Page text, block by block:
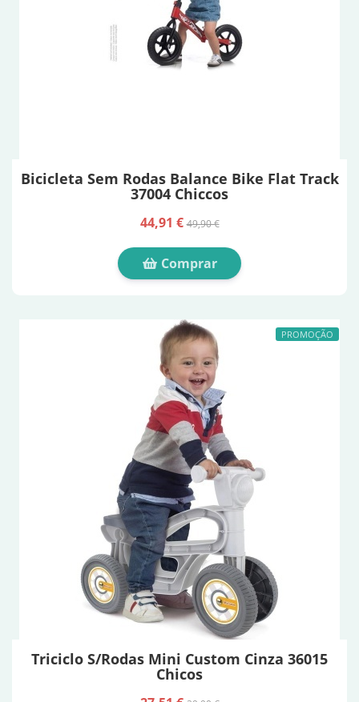
Bicicleta Sem Rodas Balance Bike Flat Track
37004 Chiccos
44,91 €49,90 €
Comprar
PROMOÇÃO
Triciclo S/Rodas Mini Custom Cinza 36015
Chicos